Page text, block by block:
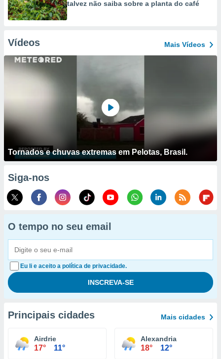
talvez não saiba sobre a planta do café
Vídeos Mais Vídeos
Tornados e chuvas extremas em Pelotas, Brasil.
Siga-nos
O tempo no seu email
Eu li e aceito a política de privacidade.
Principais cidades Mais cidades
Airdrie
17° 11°
Alexandria
18° 12°